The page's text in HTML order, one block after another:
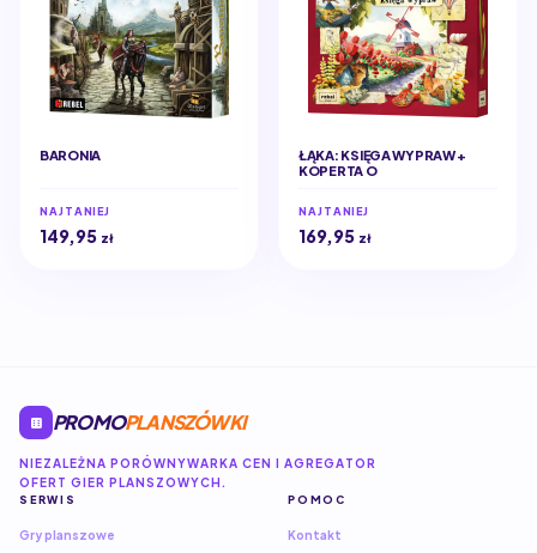
BARONIA
NAJTANIEJ
149,95 zł
ŁĄKA: KSIĘGA WYPRAW +
KOPERTA O
NAJTANIEJ
169,95 zł
PROMOPLANSZÓWKI
NIEZALEŻNA PORÓWNYWARKA CEN I AGREGATOR
OFERT GIER PLANSZOWYCH.
SERWIS
Gry planszowe
POMOC
Kontakt